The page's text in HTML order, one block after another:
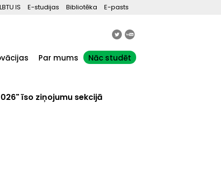
LBTU IS E-studijas Bibliotēka E-pasts
Par mums Nāc studēt
īso ziņojumu sekcijā